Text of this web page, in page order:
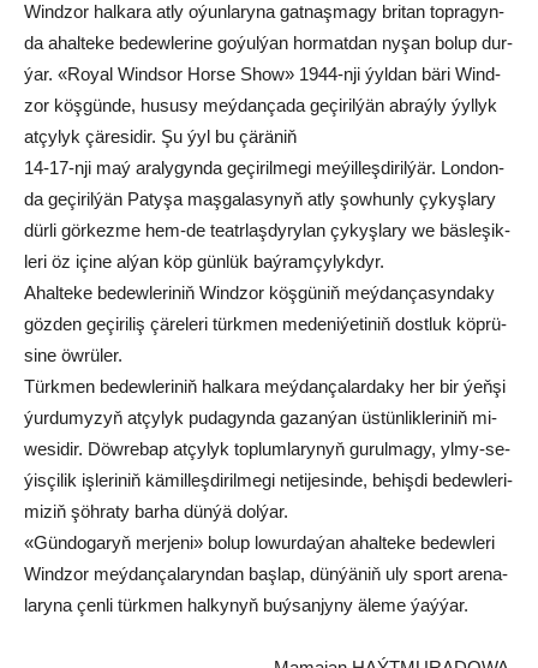
Wind­zor hal­ka­ra at­ly oýun­la­ry­na gat­naş­ma­gy bri­tan top­ra­gyn­
da ahal­te­ke be­dew­le­ri­ne go­ýul­ýan hor­mat­dan ny­şan bo­lup dur­
ýar. «Royal Wind­sor Hor­se Show» 1944-nji ýyl­dan bä­ri Wind­
zor köş­gün­de, hu­su­sy meý­dan­ça­­da ge­çi­ril­ýän ab­raý­ly ýyl­lyk
at­çy­lyk çä­re­si­dir. Şu ýyl­ bu çä­rä­niň
14-17-nji maý ara­ly­gyn­da ge­çi­ril­me­gi me­ýil­leş­di­ril­ýär. Lon­don­
da ge­çi­ril­ýän Pa­ty­şa maş­ga­la­sy­nyň at­ly şow­hun­ly çy­kyş­la­ry
dür­li gör­kez­me hem-de teatr­laş­dy­ry­lan çy­kyş­la­ry we bäs­le­şik­
le­ri öz içi­ne al­ýan köp gün­lük baý­ram­çy­lyk­dyr.
Ahal­te­ke be­dew­le­ri­niň Wind­zor köş­gü­niň meý­dan­ça­syn­da­ky
göz­den ge­çi­ri­liş çä­re­le­ri türk­men me­de­ni­ýe­ti­niň dost­luk köp­rü­
si­ne öw­rü­ler.
Türk­men be­dew­le­ri­niň hal­ka­ra meý­dan­ça­la­r­da­ky her bir ýeň­şi
ýur­du­my­zyň at­çy­lyk pu­da­gyn­da ga­zan­ýan üs­tün­lik­le­ri­niň mi­
we­si­dir. Döw­re­bap at­çy­lyk top­lum­la­ry­nyň gu­rul­ma­gy, yl­my-se­
ýis­çi­lik iş­le­ri­niň kä­mil­leş­di­ril­me­gi ne­ti­je­sin­de, be­hiş­di be­dew­le­ri­
miziň şöhraty barha dünýä dolýar.
«Gün­do­ga­ryň mer­je­ni» bo­lup lo­wur­da­ýan ahal­te­ke be­dew­le­ri
Wind­zor meý­dan­ça­la­ryn­dan baş­lap, dün­ýä­niň uly sport are­na­
la­ry­na çen­li türk­men hal­ky­nyň buý­san­jy­ny äle­me ýaý­ýar.